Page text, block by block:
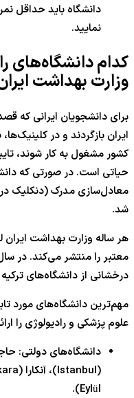
نمایید.
کدام دانشگاه‌های
وزارت بهداشت
برای دانشجویان ایرانی که
ایران بازگردند و در
کشور مشغول به کار شوند،
حیاتی است. در صورتی که
معادل‌سازی مدرک (دنکلیک
شد.
هر ساله وزارت بهداشت
درخشانی از دانشگاه‌های
مهم‌ترین دانشگاه‌های مورد
علوم پزشکی و رادیولوژی را
Eylül).